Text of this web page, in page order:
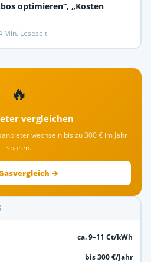
optimieren“, „Kosten
Min. Lesezeit
🔥
vergleichen
wechseln bis zu 300 € im Jahr
sparen.
→
ca. 9–11 Ct/kWh
bis 300 €/Jahr